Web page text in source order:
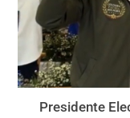
Presidente